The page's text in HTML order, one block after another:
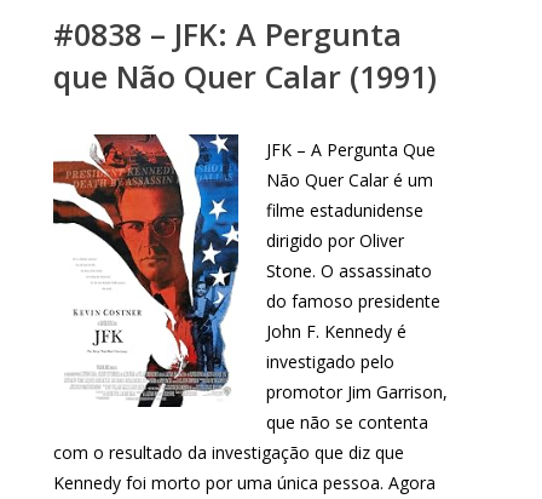
#0838 – JFK: A Pergunta
que Não Quer Calar (1991)
JFK – A Pergunta Que
Não Quer Calar é um
filme estadunidense
dirigido por Oliver
Stone. O assassinato
do famoso presidente
John F. Kennedy é
investigado pelo
promotor Jim Garrison,
que não se contenta
com o resultado da investigação que diz que
Kennedy foi morto por uma única pessoa. Agora